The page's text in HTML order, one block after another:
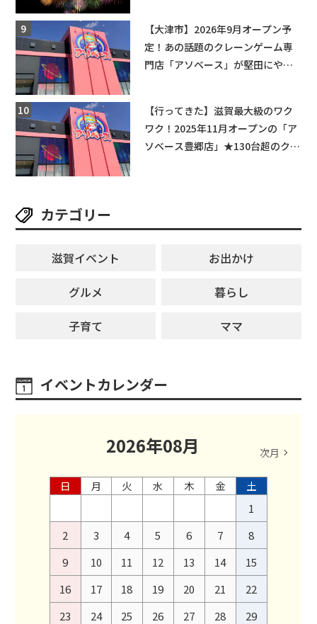
【大津市】2026年9月オープン予
定！あの話題のクレーンゲーム専
門店「アソベース」が堅田にやっ
【行ってきた】滋賀最大級のワク
ワク！2025年11月オープンの「ア
ソベース豊郷店」★130台超のクレ
カテゴリー
滋賀イベント
お出かけ
グルメ
暮らし
子育て
ママ
イベントカレンダー
2026年08月 次月
日 月 火 水 木 金
土
1
2
3 4 5 6 7
8
9
10 11 12 13 14
15
16
17 18 19 20 21
22
23
24 25 26 27 28
29